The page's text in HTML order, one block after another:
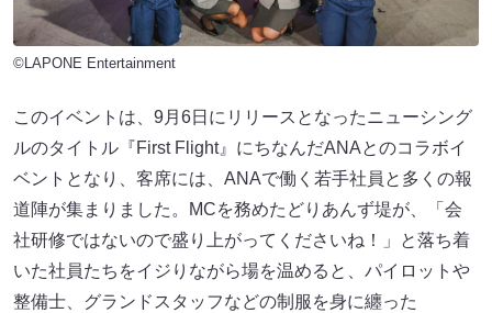
©LAPONE Entertainment
このイベントは、9月6日にリリースとなったニューシング
ルのタイトル『First Flight』にちなんだANAとのコラボイ
ベントとなり、客席には、ANAで働く若⼿社員と多くの報
道陣が集まりました。MCを務めたどりあんず堤が、「会
社研修ではないので盛り上がってくださいね！」と落ち着
いた社員たちをイジりながら場を温めると、パイロットや
整備⼠、グランドスタッフなどの制服を⾝に纏った